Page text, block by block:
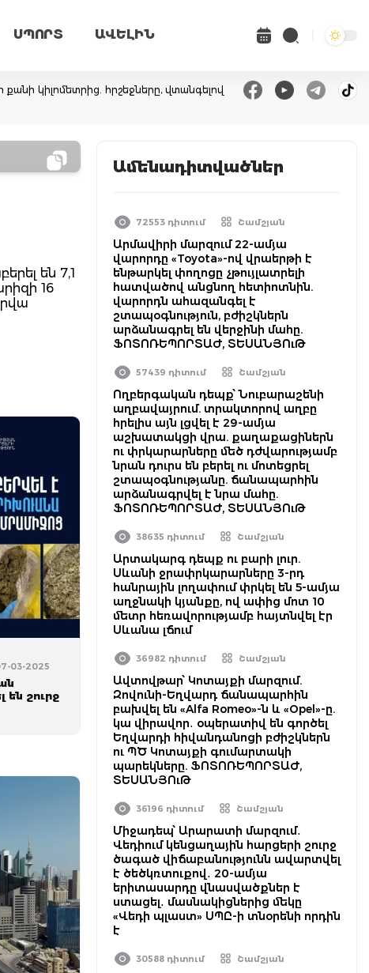
ՍՊՈՐՏ ԱՎԵԼԻՆ
կիլոմետրից. հրշեջները, վտանգելով
են 7,1
16
03-2025
են շուրջ
Ամենադիտվածներ
72553 դիտում Շամշյան
Արմավիրի մարզում 22-ամյա
վարորդը «Toyota»-ով վրաերթի է
ենթարկել փողոցը չթույլատրելի
հատվածով անցնող հետիոտնին.
վարորդն ահազանգել է
շտապօգնություն, բժիշկներն
արձանագրել են վերջինի մահը.
ՖՈՏՈՌԵՊՈՐՏԱԺ, ՏԵՍԱՆՅՈւԹ
57439 դիտում Շամշյան
Ողբերգական դեպք՝ Նուբարաշենի
աղբավայրում. տրակտորով աղբը
հրելիս այն լցվել է 29-ամյա
աշխատակցի վրա. քաղաքացիներն
ու փրկարարները մեծ դժվարությամբ
նրան դուրս են բերել ու մոտեցրել
շտապօգնությանը. ճանապարհին
արձանագրվել է նրա մահը.
ՖՈՏՈՌԵՊՈՐՏԱԺ, ՏԵՍԱՆՅՈւԹ
38635 դիտում Շամշյան
Արտակարգ դեպք ու բարի լուր.
Սևանի ջրափրկարարները 3-րդ
հանրային լողափում փրկել են 5-ամյա
աղջնակի կյանքը, ով ափից մոտ 10
մետր հեռավորությամբ հայտնվել էր
Սևանա լճում
36982 դիտում Շամշյան
Ավտովթար՝ Կոտայքի մարզում.
Զովունի-Եղվարդ ճանապարհին
բախվել են «Alfa Romeo»-ն և «Opel»-ը.
կա վիրավոր․ օպերատիվ են գործել
Եղվարդի հիվանդանոցի բժիշկներն
ու ՊԾ Կոտայքի գումարտակի
պարեկները. ՖՈՏՈՌԵՊՈՐՏԱԺ,
ՏԵՍԱՆՅՈւԹ
36196 դիտում Շամշյան
Միջադեպ՝ Արարատի մարզում․
Վեդիում կենցաղային հարցերի շուրջ
ծագած վիճաբանությունն ավարտվել
է ծեծկռտուքով․ 20-ամյա
երիտասարդը վնասվածքներ է
ստացել․ մասնակիցներից մեկը
«Վեդի պլաստ» ՍՊԸ-ի տնօրենի որդին
է
30588 դիտում Շամշյան